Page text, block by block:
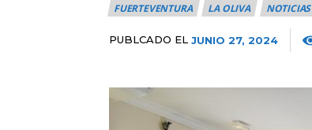
FUERTEVENTURA LA OLIVA NOTICIAS
PUBLCADO EL JUNIO 27, 2024